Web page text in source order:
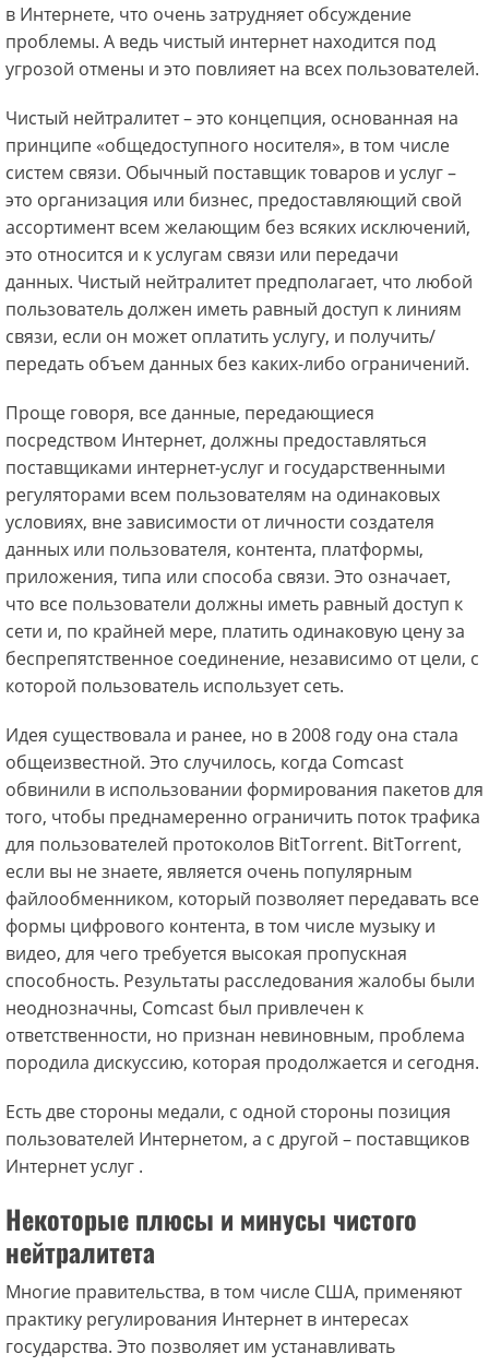
в Интернете, что очень затрудняет обсуждение
проблемы. А ведь чистый интернет находится под
угрозой отмены и это повлияет на всех пользователей.
Чистый нейтралитет – это концепция, основанная на
принципе «общедоступного носителя», в том числе
систем связи. Обычный поставщик товаров и услуг –
это организация или бизнес, предоставляющий свой
ассортимент всем желающим без всяких исключений,
это относится и к услугам связи или передачи
данных. Чистый нейтралитет предполагает, что любой
пользователь должен иметь равный доступ к линиям
связи, если он может оплатить услугу, и получить/
передать объем данных без каких-либо ограничений.
Проще говоря, все данные, передающиеся
посредством Интернет, должны предоставляться
поставщиками интернет-услуг и государственными
регуляторами всем пользователям на одинаковых
условиях, вне зависимости от личности создателя
данных или пользователя, контента, платформы,
приложения, типа или способа связи. Это означает,
что все пользователи должны иметь равный доступ к
сети и, по крайней мере, платить одинаковую цену за
беспрепятственное соединение, независимо от цели, с
которой пользователь использует сеть.
Идея существовала и ранее, но в 2008 году она стала
общеизвестной. Это случилось, когда Comcast
обвинили в использовании формирования пакетов для
того, чтобы преднамеренно ограничить поток трафика
для пользователей протоколов BitTorrent. BitTorrent,
если вы не знаете, является очень популярным
файлообменником, который позволяет передавать все
формы цифрового контента, в том числе музыку и
видео, для чего требуется высокая пропускная
способность. Результаты расследования жалобы были
неоднозначны, Comcast был привлечен к
ответственности, но признан невиновным, проблема
породила дискуссию, которая продолжается и сегодня.
Есть две стороны медали, с одной стороны позиция
пользователей Интернетом, а с другой – поставщиков
Интернет услуг .
Некоторые плюсы и минусы чистого
нейтралитета
Многие правительства, в том числе США, применяют
практику регулирования Интернет в интересах
государства. Это позволяет им устанавливать